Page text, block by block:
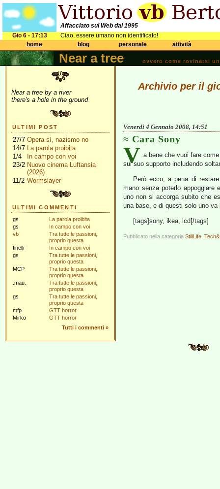
Affacciato sul Web dal 1995
Gio 6 - 17:13
Ciao, essere umano non identificato!
home
blog personale attività
Near a tree ovvero come rovinarsi
Near a tree by a river
there's a hole in the ground
ULTIMI POST
27/7 Opera sì, nazismo no
14/7 La parola proibita
1/4
In campo con voi
23/2 Nuovo cinema Luftansia
(2026)
11/2 Wormslayer
ULTIMI COMMENTI
gs
La parola proibita
gs
In campo con voi
vb
Tra tutte le passioni,
proprio questa
finelli
In campo con voi
gs
Tra tutte le passioni,
proprio questa
MCP
Tra tutte le passioni,
proprio questa
.mau.
Tra tutte le passioni,
proprio questa
gs
Tra tutte le passioni,
proprio questa
mfp
GTT horror
Mirko
GTT horror
Tutti i commenti »
Archivio per il
Venerdì 4 Gennaio 2008, 14:51
Cara Sony
V a bene che vuoi fare come
sul suo supporto includendo
Però ecco, a pena di
mano senza poterlo
uno non si accorga subito che
una base, e di questi solo uno va
[tags]sony, ikea, lcd[/tags]
Pubblicato nella categoria StillLife